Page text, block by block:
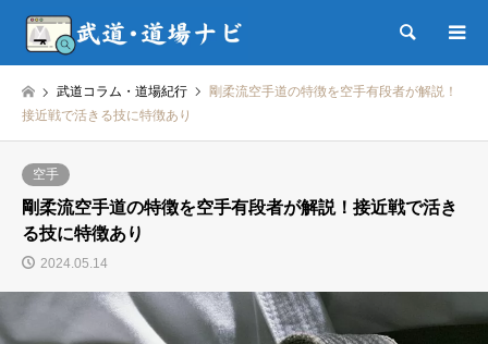
検索
武道コラム・道場紀行
剛柔流空手道の特徴を空手有段者が解説！
接近戦で活きる技に特徴あり
空手
剛柔流空手道の特徴を空手有段者が解説！接近戦で活き
る技に特徴あり
2024.05.14